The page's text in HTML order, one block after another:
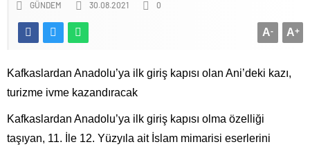
GÜNDEM 30.08.2021 0
A+
A-
Kafkaslardan Anadolu’ya ilk giriş kapısı olan Ani’deki kazı,
turizme ivme kazandıracak
Kafkaslardan Anadolu’ya ilk giriş kapısı olma özelliği
taşıyan, 11. İle 12. Yüzyıla ait İslam mimarisi eserlerini